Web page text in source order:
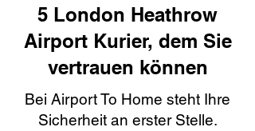
5 London Heathrow
Airport Kurier, dem Sie
vertrauen können
Bei Airport To Home steht Ihre
Sicherheit an erster Stelle.